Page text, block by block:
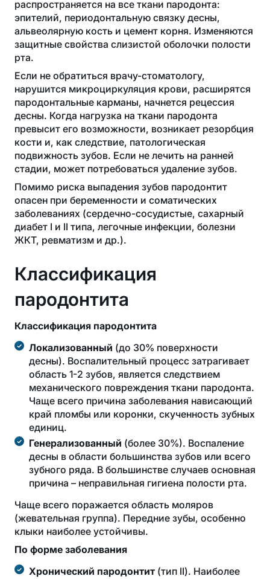
распространяется на все ткани пародонта:
эпителий, периодонтальную связку десны,
альвеолярную кость и цемент корня. Изменяются
защитные свойства слизистой оболочки полости
рта.
Если не обратиться врачу-стоматологу,
нарушится микроциркуляция крови, расширятся
пародонтальные карманы, начнется рецессия
десны. Когда нагрузка на ткани пародонта
превысит его возможности, возникает резорбция
кости и, как следствие, патологическая
подвижность зубов. Если не лечить на ранней
стадии, может потребоваться удаление зубов.
Помимо риска выпадения зубов пародонтит
опасен при беременности и соматических
заболеваниях (сердечно-сосудистые, сахарный
диабет I и II типа, легочные инфекции, болезни
ЖКТ, ревматизм и др.).
Классификация
пародонтита
Классификация пародонтита
Локализованный (до 30% поверхности
десны). Воспалительный процесс затрагивает
область 1-2 зубов, является следствием
механического повреждения ткани пародонта.
Чаще всего причина заболевания нависающий
край пломбы или коронки, скученность зубных
единиц.
Генерализованный (более 30%). Воспаление
десны в области большинства зубов или всего
зубного ряда. В большинстве случаев основная
причина – неправильная гигиена полости рта.
Чаще всего поражается область моляров
(жевательная группа). Передние зубы, особенно
клыки наиболее устойчивы.
По форме заболевания
Хронический пародонтит (тип II). Наиболее